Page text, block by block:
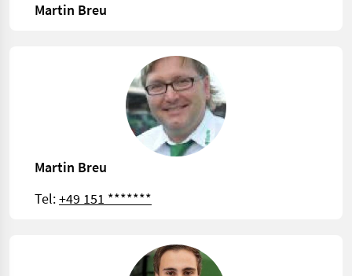
Martin Breu
Martin Breu
Tel:+49 151 *******